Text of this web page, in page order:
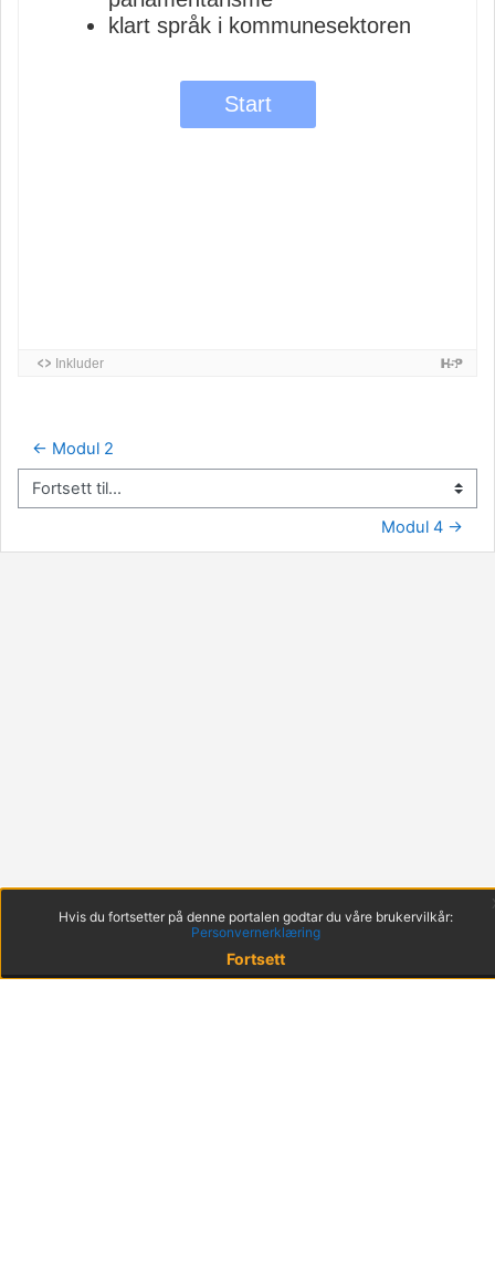
← Modul 2
Fortsett til...
Modul 4 →
Hvis du fortsetter på denne portalen godtar du våre brukervilkår:
Personvernerklæring
Fortsett